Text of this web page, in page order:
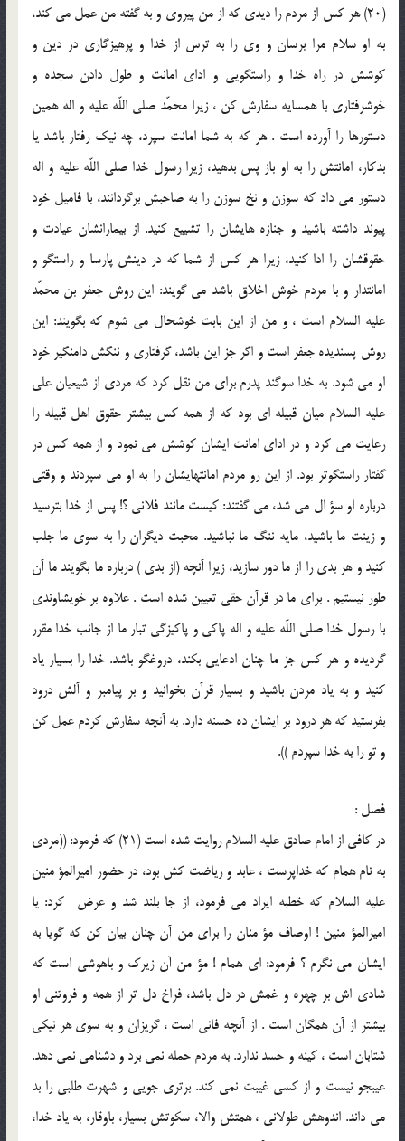
(20) هر كس از مردم را ديدى كه از من پيروى و به گفته من عمل مى كند،
به او سلام مرا برسان و وى را به ترس از خدا و پرهيزگارى در دين و
كوشش در راه خدا و راستگويى و اداى امانت و طول دادن سجده و
خوشرفتارى با همسايه سفارش كن ، زيرا محمّد صلى اللّه عليه و اله همين
دستورها را آورده است . هر كه به شما امانت سپرد، چه نيك رفتار باشد يا
بدكار، امانتش را به او باز پس بدهيد، زيرا رسول خدا صلى اللّه عليه و اله
دستور مى داد كه سوزن و نخ سوزن را به صاحبش برگردانند، با فاميل خود
پيوند داشته باشيد و جنازه هايشان را تشييع كنيد. از بيمارانشان عيادت و
حقوقشان را ادا كنيد، زيرا هر كس از شما كه در دينش پارسا و راستگو و
امانتدار و با مردم خوش اخلاق باشد مى گويند: اين روش جعفر بن محمّد
عليه السلام است ، و من از اين بابت خوشحال مى شوم كه بگويند: اين
روش پسنديده جعفر است و اگر جز اين باشد، گرفتارى و ننگش دامنگير خود
او مى شود. به خدا سوگند پدرم براى من نقل كرد كه مردى از شيعيان على
عليه السلام ميان قبيله اى بود كه از همه كس بيشتر حقوق اهل قبيله را
رعايت مى كرد و در اداى امانت ايشان كوشش مى نمود و از همه كس در
گفتار راستگوتر بود. از اين رو مردم امانتهايشان را به او مى سپردند و وقتى
درباره او سؤ ال مى شد، مى گفتند: كيست مانند فلانى ؟! پس از خدا بترسيد
و زينت ما باشيد، مايه ننگ ما نباشيد. محبت ديگران را به سوى ما جلب
كنيد و هر بدى را از ما دور سازيد، زيرا آنچه (از بدى ) درباره ما بگويند ما آن
طور نيستيم . براى ما در قرآن حقى تعيين شده است . علاوه بر خويشاوندى
با رسول خدا صلى اللّه عليه و اله پاكى و پاكيزگى تبار ما از جانب خدا مقرر
گرديده و هر كس جز ما چنان ادعايى بكند، دروغگو باشد. خدا را بسيار ياد
كنيد و به ياد مردن باشيد و بسيار قرآن بخوانيد و بر پيامبر و آلش درود
بفرستيد كه هر درود بر ايشان ده حسنه دارد. به آنچه سفارش كردم عمل كن
و تو را به خدا سپردم )).
فصل :
در كافى از امام صادق عليه السلام روايت شده است (21) كه فرمود: ((مردى
به نام همام كه خداپرست ، عابد و رياضت كش بود، در حضور اميرالمؤ منين
عليه السلام كه خطبه ايراد مى فرمود، از جا بلند شد و عرض ‍ كرد: يا
اميرالمؤ منين ! اوصاف مؤ منان را براى من آن چنان بيان كن كه گويا به
ايشان مى نگرم ؟ فرمود: اى همام ! مؤ من آن زيرك و باهوشى است كه
شادى اش بر چهره و غمش در دل باشد، فراخ دل تر از همه و فروتنى او
بيشتر از آن همگان است . از آنچه فانى است ، گريزان و به سوى هر نيكى
شتابان است ، كينه و حسد ندارد. به مردم حمله نمى برد و دشنامى نمى دهد.
عيبجو نيست و از كسى غيبت نمى كند. برترى جويى و شهرت طلبى را بد
مى داند. اندوهش طولانى ، همتش والا، سكوتش بسيار، باوقار، به ياد خدا،